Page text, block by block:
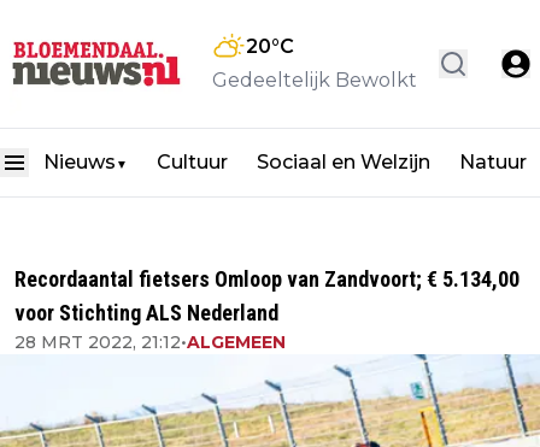
20°C
Gedeeltelijk Bewolkt
Nieuws ▼ Cultuur Sociaal en Welzijn Natuur
Recordaantal fietsers Omloop van Zandvoort; € 5.134,00
voor Stichting ALS Nederland
28 MRT 2022, 21:12•ALGEMEEN